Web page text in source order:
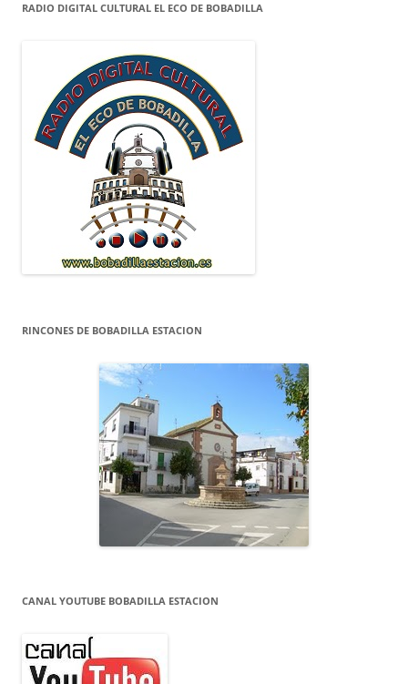
RADIO DIGITAL CULTURAL EL ECO DE BOBADILLA
RINCONES DE BOBADILLA ESTACION
CANAL YOUTUBE BOBADILLA ESTACION